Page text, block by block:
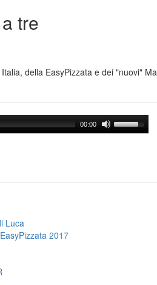
tre
della EasyPizzata e dei "nuovi"
00:00
Luca
2017